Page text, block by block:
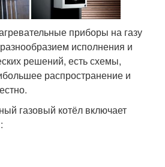
приборы на газу
исполнения и
решений, есть схемы,
распространение и
газовый котёл включает